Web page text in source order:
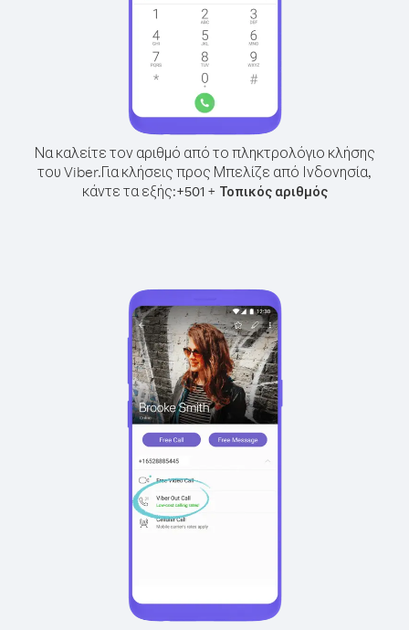
Να καλείτε τον αριθμό από το πληκτρολόγιο κλήσης
του Viber.Για κλήσεις προς Μπελίζε από Ινδονησία,
κάντε τα εξής:+501+ Τοπικός αριθμός